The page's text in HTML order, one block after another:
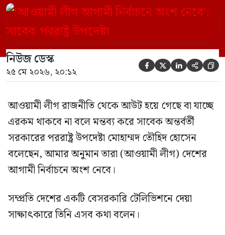
নির্বাচনে অংশ নেবে। সম্প্রতি দেশের একটি
বেসরকারি টেলিভিশনে দেয়া সাক্ষাৎকারে তিনি
এসব কথা বলেন। আওয়ামী লীগ সরকারের সময়
হওয়া অত্যাচার-নিপীড়ন মানুষ ভুলে যাবে এমন
[…]
নিউজ ডেস্ক
২৫ মে ২০২৬, ২০:১২     
আওয়ামী লীগ রাজনীতি থেকে আউট হয়ে গেছে বা যাচ্ছে
এরকম থাকবে না বলে মন্তব্য করে সাবেক অন্তর্বর্তী
সরকারের পররাষ্ট্র উপদেষ্টা মোহাম্মদ তৌহিদ হোসেন
বলেছেন, আমার অনুমান তারা (আওয়ামী লীগ) দেশের
আগামী নির্বাচনে অংশ নেবে।
সম্প্রতি দেশের একটি বেসরকারি টেলিভিশনে দেয়া
সাক্ষাৎকারে তিনি এসব কথা বলেন।